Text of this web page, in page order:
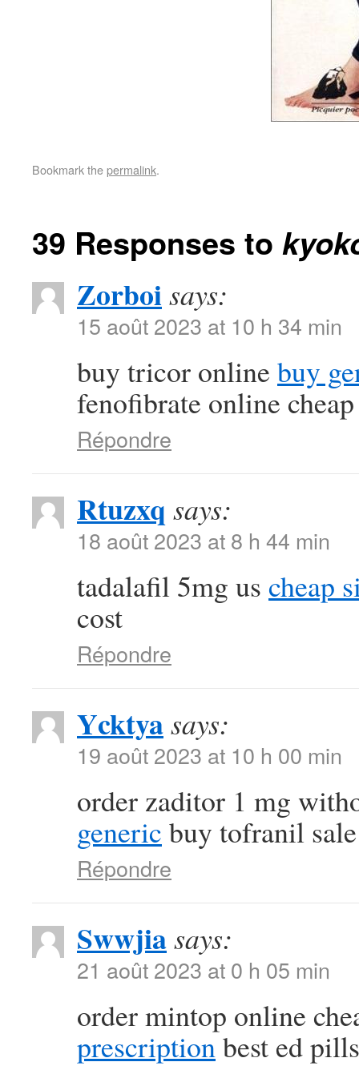
Bookmark thepermalink.
39 Responses to
Zorboisays:
15 août 2023 at 10 h 34 min
buy tricor online buy
fenofibrate online cheap
Répondre
Rtuzxq says:
18 août 2023 at 8 h 44 min
tadalafil 5mg us cheap
cost
Répondre
Ycktyasays:
19 août 2023 at 10 h 00 min
order zaditor 1 mg
generic buy tofranil sale
Répondre
Swwjiasays:
21 août 2023 at 0 h 05 min
order mintop online
prescriptionbest ed pills